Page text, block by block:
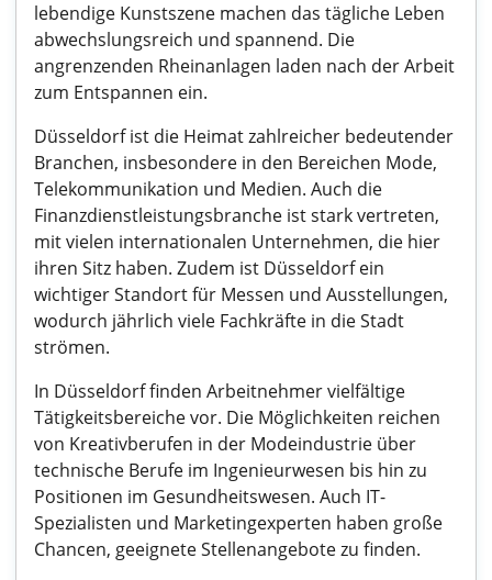
lebendige Kunstszene machen das tägliche Leben
abwechslungsreich und spannend. Die
angrenzenden Rheinanlagen laden nach der Arbeit
zum Entspannen ein.
Düsseldorf ist die Heimat zahlreicher bedeutender
Branchen, insbesondere in den Bereichen Mode,
Telekommunikation und Medien. Auch die
Finanzdienstleistungsbranche ist stark vertreten,
mit vielen internationalen Unternehmen, die hier
ihren Sitz haben. Zudem ist Düsseldorf ein
wichtiger Standort für Messen und Ausstellungen,
wodurch jährlich viele Fachkräfte in die Stadt
strömen.
In Düsseldorf finden Arbeitnehmer vielfältige
Tätigkeitsbereiche vor. Die Möglichkeiten reichen
von Kreativberufen in der Modeindustrie über
technische Berufe im Ingenieurwesen bis hin zu
Positionen im Gesundheitswesen. Auch IT-
Spezialisten und Marketingexperten haben große
Chancen, geeignete Stellenangebote zu finden.